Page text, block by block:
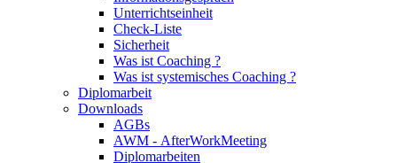
Unterrichtseinheit
Check-Liste
Sicherheit
Was ist Coaching ?
Was ist systemisches Coaching ?
Diplomarbeit
Downloads
AGBs
AWM - AfterWorkMeeting
Diplomarbeiten